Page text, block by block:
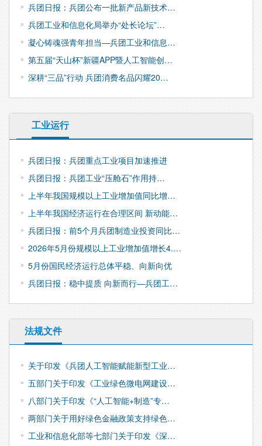
兵团日报：兵团公布一批新产品新技术…
兵团工业和信息化局举办“处长论坛”…
凝心铸魂强青年担当—兵团工业和信息…
第五届“天山杯”新疆APP暨人工智能创…
深耕“三品”行动 兵团消费名品闪耀20…
工业运行
兵团日报：兵团重点工业项目加速推进
兵团日报：兵团工业“压舱石”作用持…
上半年我国规模以上工业增加值同比增…
上半年我国经济运行在合理区间 新动能…
兵团日报：前5个月兵团制造业投资同比…
2026年5月份规模以上工业增加值增长4.…
5月份国民经济运行总体平稳、向新向优
兵团日报：稳中提质 向新而行—兵团工…
法规文件
关于印发《兵团人工智能赋能新型工业…
五部门关于印发《工业绿色微电网建设…
八部门关于印发《“人工智能+制造”专…
两部门关于用好绿色金融政策支持绿色…
工业和信息化部等七部门关于印发《深…